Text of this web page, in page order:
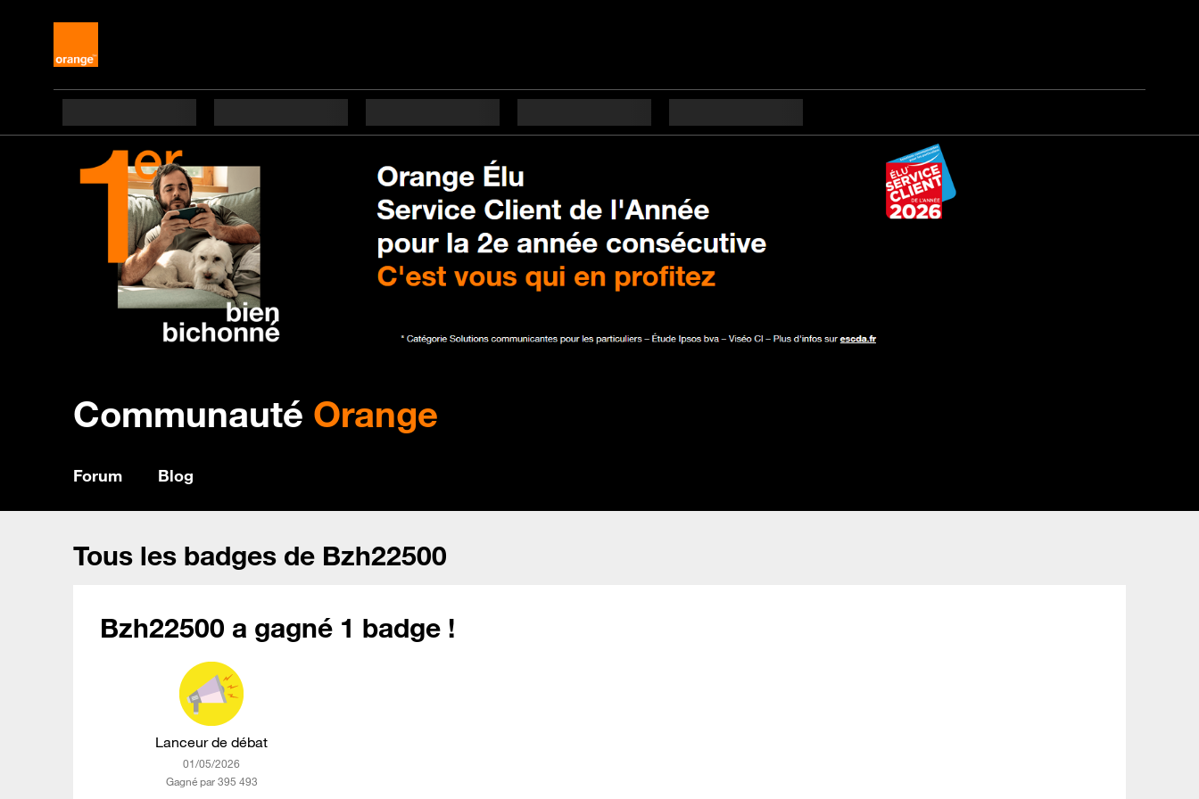
Communauté Orange
Forum Blog
Tous les badges de Bzh22500
Bzh22500 a gagné 1 badge !
Lanceur de débat
‎01/05/2026
Gagné par 395 493